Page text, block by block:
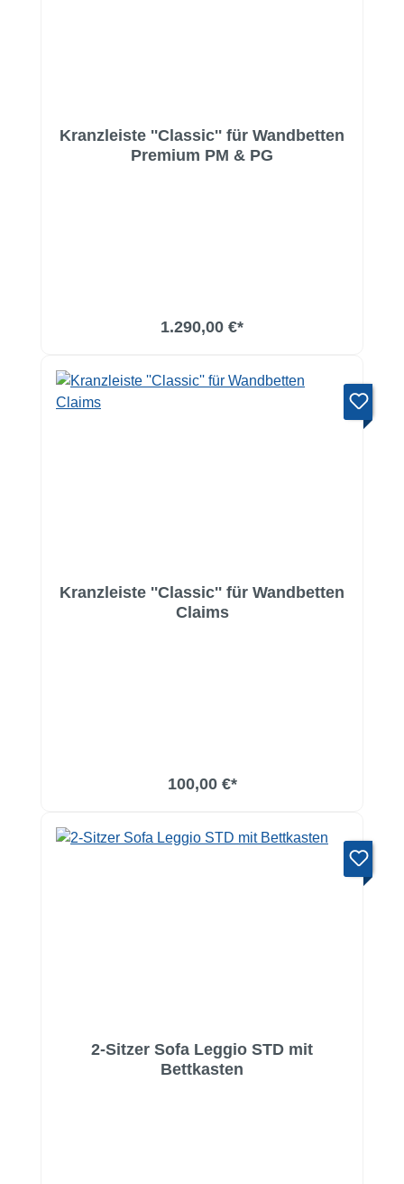
Kranzleiste ''Classic'' für Wandbetten
Premium PM & PG
1.290,00 €*
Kranzleiste ''Classic'' für Wandbetten
Claims
100,00 €*
2-Sitzer Sofa Leggio STD mit
Bettkasten